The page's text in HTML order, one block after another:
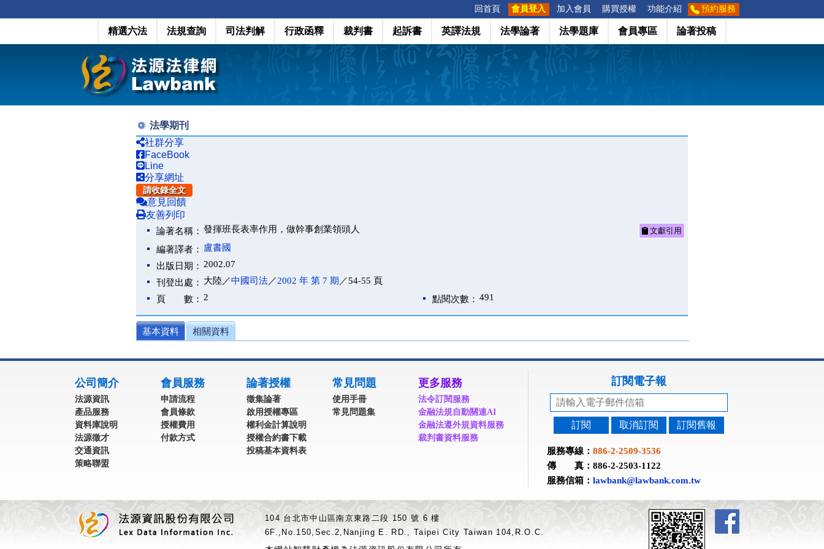
回首頁 會員登入 加入會員 購買授權 功能介紹 預約服務
精選六法 法規查詢 司法判解 行政函釋 裁判書 起訴書 英譯法規 法學論著 法學題庫 會員專區 論著投稿
法學期刊
社群分享
FaceBook
Line
分享網址
請收錄全文
意見回饋
友善列印
論著名稱： 發揮班長表率作用，做幹事創業領頭人 文獻引用
編著譯者：
盧書國
出版日期： 2002.07
刊登出處： 大陸／中國司法／2002 年 第 7 期 ／54-55 頁
頁 數： 2 點閱次數： 491
基本資料 相關資料
公司簡介
法源資訊
產品服務
資料庫說明
法源徵才
交通資訊
策略聯盟
會員服務
申請流程
會員條款
授權費用
付款方式
論著授權
徵集論著
啟用授權專區
權利金計算說明
授權合約書下載
投稿基本資料表
常見問題
使用手冊
常見問題集
更多服務
法令訂閱服務
金融法規自動關連AI
金融法遵外規資料服務
裁判書資料服務
訂閱電子報
訂閱 取消訂閱 訂閱舊報
服務專線： 886-2-2509-3536
傳 真：886-2-2503-1122
服務信箱： lawbank@lawbank.com.tw
104 台北市中山區南京東路二段 150 號 6 樓
6F.,No.150,Sec.2,Nanjing E. RD., Taipei City Taiwan 104,R.O.C.